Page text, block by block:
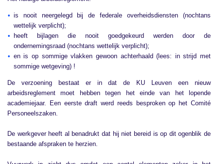
is nooit neergelegd bij de federale overheidsdiensten (nochtans
wettelijk verplicht);
heeft bijlagen die nooit goedgekeurd werden door de
ondernemingsraad (nochtans wettelijk verplicht);
en is op sommige vlakken gewoon achterhaald (lees: in strijd met
sommige wetgeving) !
De verzoening bestaat er in dat de KU Leuven een nieuw
arbeidsreglement moet hebben tegen het einde van het lopende
academiejaar. Een eerste draft werd reeds besproken op het Comité
Personeelszaken.
De werkgever heeft al benadrukt dat hij niet bereid is op dit ogenblik de
bestaande afspraken te herzien.